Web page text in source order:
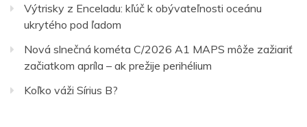
Výtrisky z Enceladu: kľúč k obývateľnosti oceánu
ukrytého pod ľadom
Nová slnečná kométa C/2026 A1 MAPS môže zažiariť
začiatkom apríla – ak prežije perihélium
Koľko váži Sírius B?